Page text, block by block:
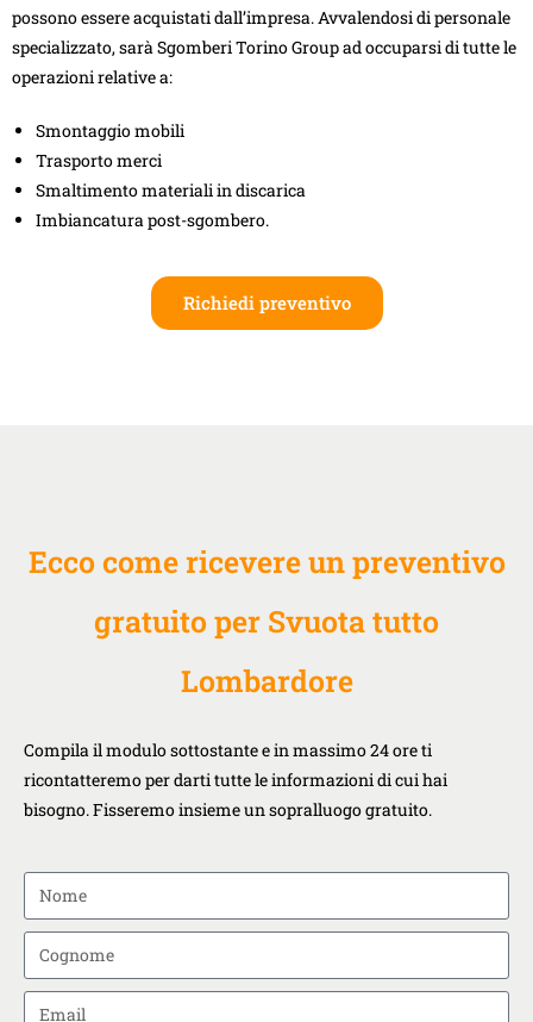
possono essere acquistati dall’impresa. Avvalendosi di personale
specializzato, sarà Sgomberi Torino Group ad occuparsi di tutte le
operazioni relative a:
Smontaggio mobili
Trasporto merci
Smaltimento materiali in discarica
Imbiancatura post-sgombero.
Richiedi preventivo
Ecco come ricevere un preventivo
gratuito per Svuota tutto
Lombardore
Compila il modulo sottostante e in massimo 24 ore ti
ricontatteremo per darti tutte le informazioni di cui hai
bisogno. Fisseremo insieme un sopralluogo gratuito.